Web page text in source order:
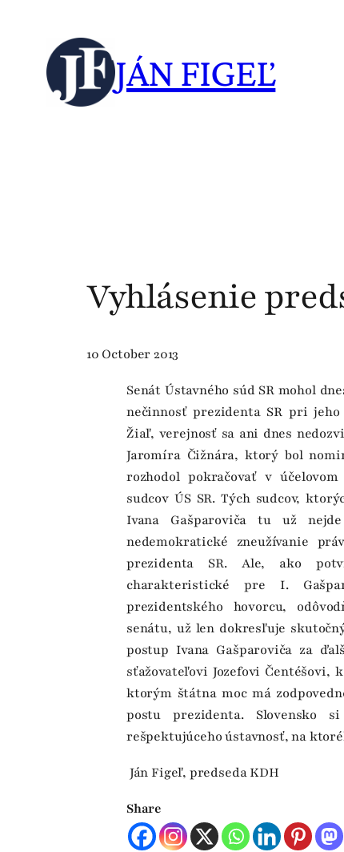
content
JÁN FIGEĽ
Vyhlásenie
10 October 2013
Senát Ústavného súd SR mohol
nečinnosť prezidenta SR pri
Žiaľ, verejnosť sa ani dnes
Jaromíra Čižnára, ktorý bol
rozhodol pokračovať v
sudcov ÚS SR. Tých sudcov,
Ivana Gašparoviča tu už
nedemokratické zneužívanie
prezidenta SR. Ale, ako
charakteristické pre I.
prezidentského hovorcu,
senátu, už len dokresľuje
postup Ivana Gašparoviča za
sťažovateľovi Jozefovi Čentéšovi,
ktorým štátna moc má
postu prezidenta. Slovensko
rešpektujúceho ústavnosť, na
Ján Figeľ, predseda KDH
Share